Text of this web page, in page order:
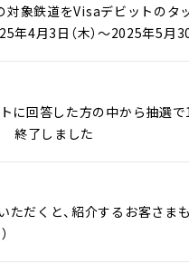
象鉄道をVisaデビットのタ
4月3日（木）～2025年5月
に回答した方の中から抽選
終了しました
だくと、紹介するお客さま